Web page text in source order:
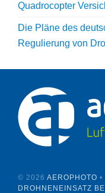
Quadrocopter
Die Pläne des
Regulierung von
© 2026 AEROPHOTO •
DROHNENEINSATZ